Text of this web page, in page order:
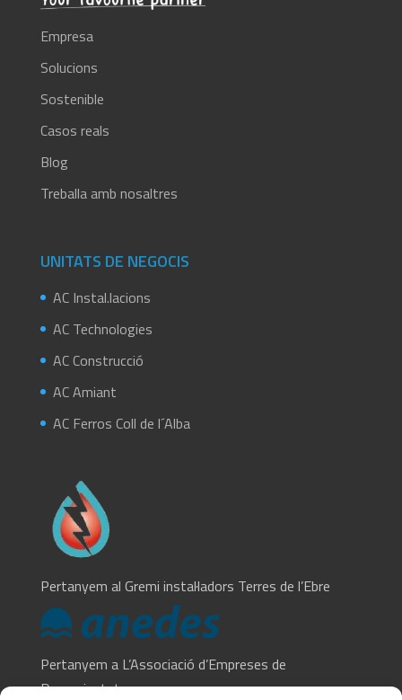
los
caracteres
Empresa
Solucions
Sostenible
Casos reals
Blog
Treballa amb nosaltres
UNITATS DE NEGOCIS
AC Instal.lacions
AC Technologies
AC Construcció
AC Amiant
AC Ferros Coll de l´Alba
Pertanyem al Gremi instal·ladors Terres de l’Ebre
Pertanyem a L’Associació d’Empreses de
Desamiantat